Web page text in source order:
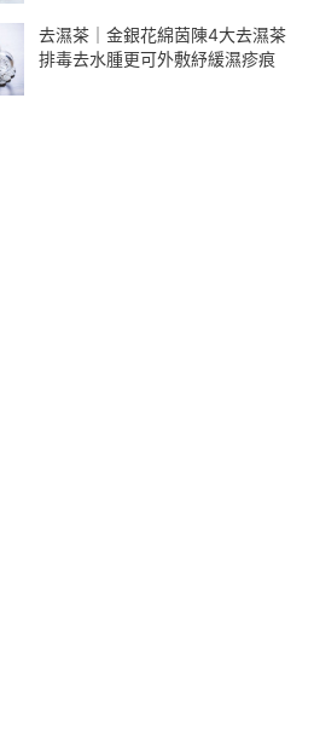
去濕茶｜金銀花綿茵陳4大去濕茶
排毒去水腫更可外敷紓緩濕疹痕